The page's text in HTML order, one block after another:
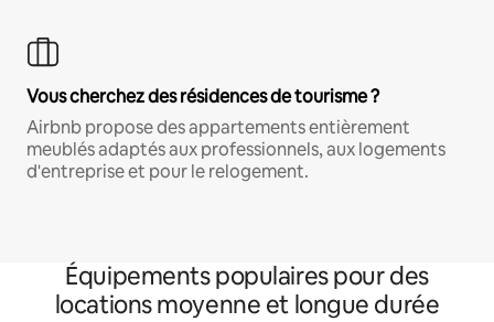
Vous cherchez des résidences de tourisme ?
Airbnb propose des appartements entièrement
meublés adaptés aux professionnels, aux logements
d'entreprise et pour le relogement.
Équipements populaires pour des
locations moyenne et longue durée